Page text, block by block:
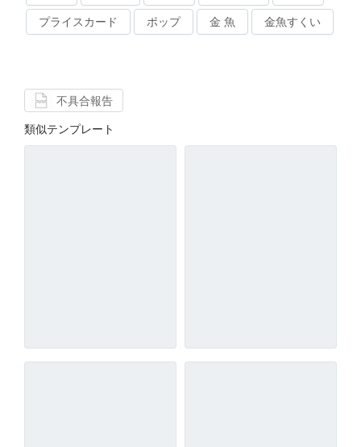
プライスカード ポップ 金 魚 金魚すくい
不具合報告
類似テンプレート